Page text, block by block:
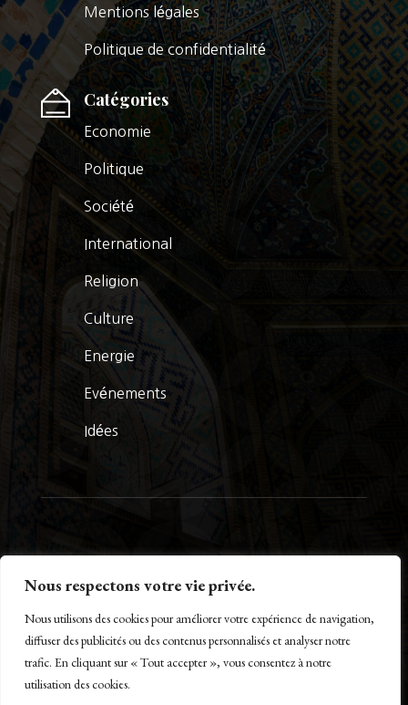
Nous respectons votre vie privée.
Nous utilisons des cookies pour améliorer votre expérience de navigation,
diffuser des publicités ou des contenus personnalisés et analyser notre
trafic. En cliquant sur « Tout accepter », vous consentez à notre
utilisation des cookies.
Mentions légales
Politique de confidentialité
Catégories
Economie
Politique
Société
International
Religion
Culture
Energie
Evénements
Idées
Créé par Maestro of IT – www.m-o-i.fr